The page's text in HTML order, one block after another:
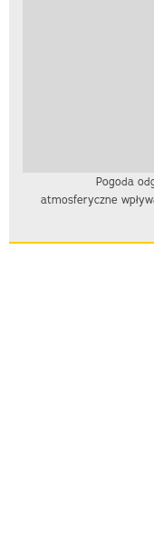
Pogoda
atmosferyczne